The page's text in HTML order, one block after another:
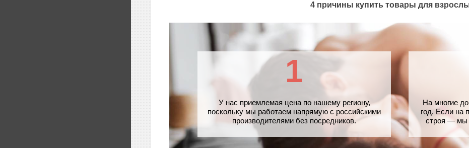
4 причины купить товары для
1
У нас приемлемая цена по нашему региону,
поскольку мы работаем напрямую с российскими
производителями без посредников.
На многие
год. Если на
строя — мы